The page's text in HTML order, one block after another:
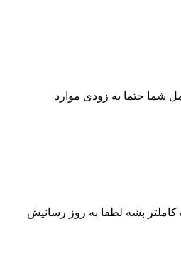
شما حتما به زودی موارد
کاملتر بشه لطفا به روز رسانیش